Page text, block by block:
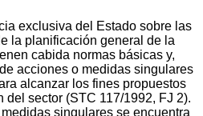
exclusiva del Estado sobre las
la planificación general de la
cabida normas básicas y,
acciones o medidas singulares
alcanzar los fines propuestos
del sector (STC 117/1992, FJ 2).
singulares se encuentra